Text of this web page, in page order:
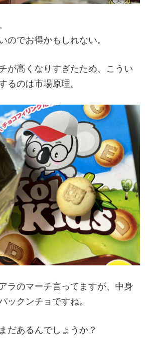
のでお得かもしれない。
が高くなりすぎたため、こうい
るのは市場原理。
ラのマーチ言ってますが、中身
ックンチョですね。
だあるんでしょうか？